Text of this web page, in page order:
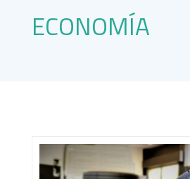
ECONOMÍA